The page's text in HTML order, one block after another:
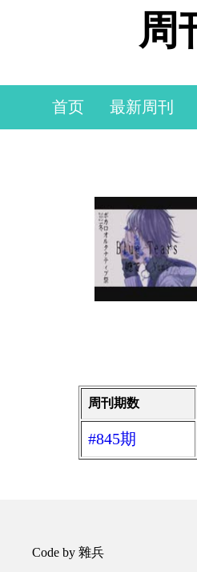
周
首页 最新周刊
周刊期数
#845期
Code by 雜兵